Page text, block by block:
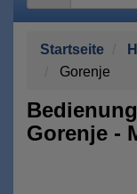
Startseite
Gorenje
Gorenje -